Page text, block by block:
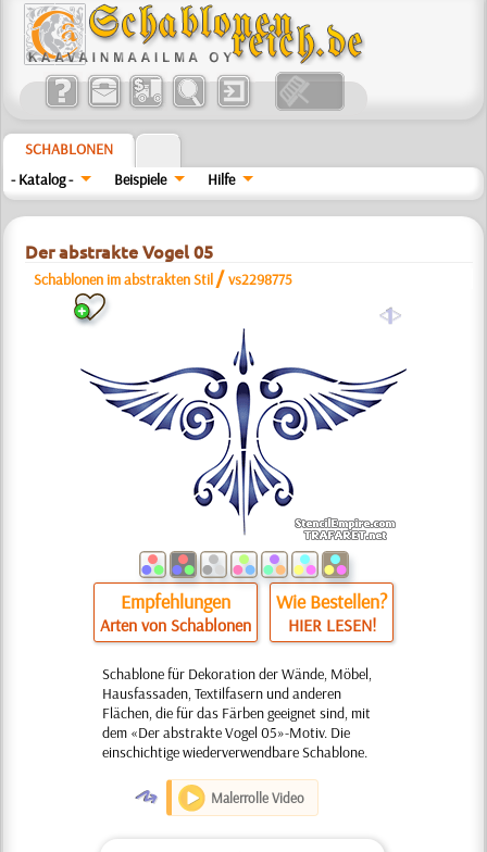
SCHABLONEN
- Katalog -
Beispiele Hilfe
Der abstrakte Vogel 05
Schablonen im abstrakten Stil /vs2298775
a
Empfehlungen
Arten von Schablonen
Wie Bestellen?
HIER LESEN!
Schablone für Dekoration der Wände, Möbel,
Hausfassaden, Textilfasern und anderen
Flächen, die für das Färben geeignet sind, mit
dem «Der abstrakte Vogel 05»-Motiv. Die
einschichtige wiederverwendbare Schablone.
O Malerrolle Video